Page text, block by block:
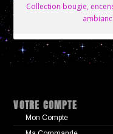
Collection bougie,
VOTRE COMPTE
Mon Compte